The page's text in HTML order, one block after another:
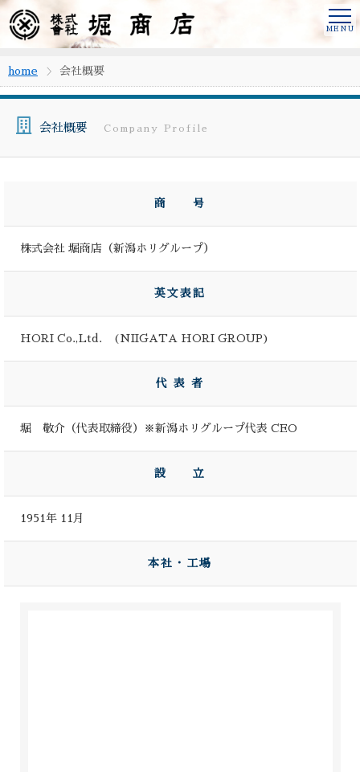
home 会社概要
会社概要 Company Profile
商 号
株式会社 堀商店（新潟ホリグループ）
英文表記
HORI Co.,Ltd. (NIIGATA HORI GROUP)
代 表 者
堀 敬介（代表取締役）※新潟ホリグループ代表 CEO
設 立
1951年 11月
本社・工場